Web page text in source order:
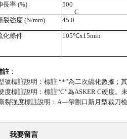
長率 (%) 500
裂強度 (N/mm) 45.0
C
化條件 105℃x15min
註 ：
號標註說明：標註 “*”為二次硫化數據；
度標註說明：標註“C”為ASKER C硬度。
裂強度標註說明：A—帶割口新月型裁刀
我要留言